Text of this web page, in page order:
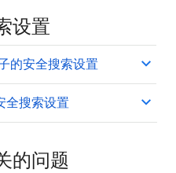
设置
的安全搜索设置
全搜索设置
的问题